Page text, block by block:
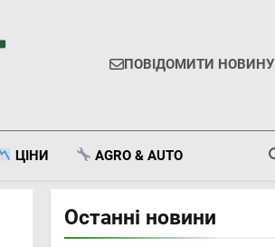
ПОВІДОМИТИ НОВИНУ
ЦІНИ AGRO & AUTO
Останні новини